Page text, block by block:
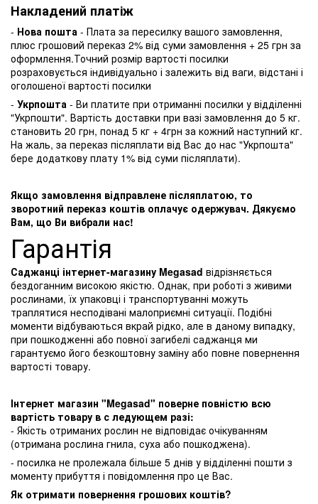
Накладений платіж
- Нова пошта - Плата за пересилку вашого замовлення,
плюс грошовий переказ 2% від суми замовлення + 25 грн за
оформлення.Точний розмір вартості посилки
розраховується індивідуально і залежить від ваги, відстані і
оголошеної вартості посилки
- Укрпошта - Ви платите при отриманні посилки у відділенні
"Укрпошти". Вартість доставки при вазі замовлення до 5 кг.
становить 20 грн, понад 5 кг + 4грн за кожний наступний кг.
На жаль, за переказ післяплати від Вас до нас "Укрпошта"
бере додаткову плату 1% від суми післяплати).
Якщо замовлення відправлене післяплатою, то
зворотний переказ коштів оплачує одержувач. Дякуємо
Вам, що Ви вибрали нас!
Гарантія
Саджанці інтернет-магазину Megasad відрізняється
бездоганним високою якістю. Однак, при роботі з живими
рослинами, їх упаковці і транспортуванні можуть
траплятися несподівані малоприємні ситуації. Подібні
моменти відбуваються вкрай рідко, але в даному випадку,
при пошкодженні або повної загибелі саджанця ми
гарантуємо його безкоштовну заміну або повне повернення
вартості товару.
Інтернет магазин "Megasad" поверне повністю всю
вартість товару в с ледующем разі:
- Якість отриманих рослин не відповідає очікуванням
(отримана рослина гнила, суха або пошкоджена).
- посилка не пролежала більше 5 днів у відділенні пошти з
моменту прибуття і повідомлення про це Вас.
Як отримати повернення грошових коштів?